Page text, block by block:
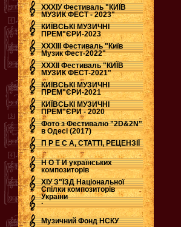
ХХХІУ Фестиваль "КИЇВ
МУЗИК ФЕСТ - 2023"
КИЇВСЬКІ МУЗИЧНІ
ПРЕМ"ЄРИ-2023
ХХХІІІ Фестиваль "Київ
Музик Фест-2022"
ХХХІІ Фестиваль "КИЇВ
МУЗИК ФЕСТ-2021"
КИЇВСЬКІ МУЗИЧНІ
ПРЕМ"ЄРИ-2021
КИЇВСЬКІ МУЗИЧНІ
ПРЕМ"ЄРИ - 2020
Фото з Фестивалю "2D&2N"
в Одесі (2017)
П Р Е С А, СТАТТІ, РЕЦЕНЗІЇ
Н О Т И українських
композиторів
ХІУ З"ЇЗД Національної
Спілки композиторів
України
.
Музичний Фонд НСКУ